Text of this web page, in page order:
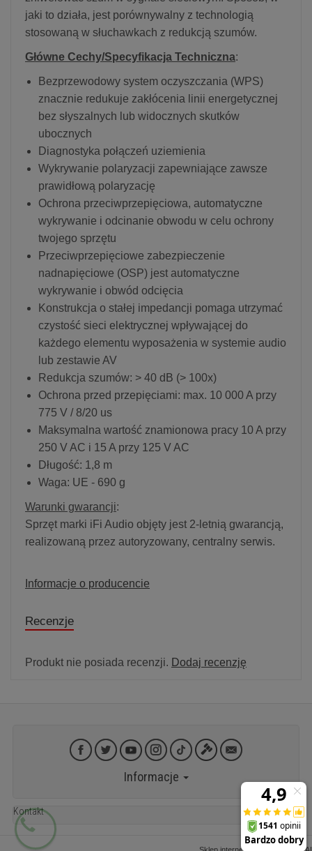
jaki to działa, jest porównywalny z technologią
stosowaną w słuchawkach z redukcją szumów.
Główne Cechy/Specyfikacja Techniczna:
Bezprzewodowy system oczyszczania (WPS)
znacznie redukuje zakłócenia linii energetycznej
bez słyszalnych lub widocznych skutków
ubocznych
Diagnostyka połączeń uziemienia
Wykrywanie polaryzacji zapewniające zawsze
prawidłową polaryzację
Ochrona przeciwprzepięciowa, automatyczne
wykrywanie i odcinanie obwodu w celu ochrony
twojego sprzętu
Przeciwprzepięciowe zabezpieczenie
nadnapięciowe (OSP) jest automatyczne
wykrywanie i obwód odcięcia
Konstrukcja o stałej impedancji pomaga utrzymać
czystość sieci elektrycznej wpływającej do
każdego elementu wyposażenia w systemie audio
lub zestawie AV
Redukcja szumów: > 40 dB (> 100x)
Ochrona przed przepięciami: max. 10 000 A przy
775 V / 8/20 us
Maksymalna wartość znamionowa pracy 10 A przy
250 V AC i 15 A przy 125 V AC
Długość: 1,8 m
Waga: UE - 690 g
Warunki gwarancji:
Sprzęt marki iFi Audio objęty jest 2-letnią gwarancją,
realizowaną przez autoryzowany, centralny serwis.
Informacje o producencie
Recenzje
Produkt nie posiada recenzji. Dodaj recenzję
Informacje
Kontakt